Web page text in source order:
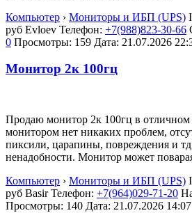
Компьютер › Мониторы и ИБП (UPS)
руб Evloev Телефон: +7(988)823-30-66
0 Просмотры: 159 Дата: 21.07.2026
Монитор 2к 100гц
Продаю монитор 2к 100гц в отличном
монитором нет никаких проблем,
пиксили, царапины, повреждения и
ненадобности. Монитор может
Компьютер › Мониторы и ИБП (UPS)
руб BasirТелефон: +7(964)029-71-20
Просмотры: 140 Дата: 21.07.2026 14:07